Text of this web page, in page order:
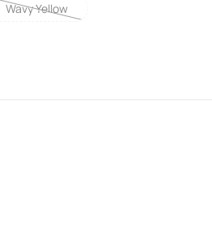
Wavy Yellow
(Diese Option ist zurzeit nicht verfügbar.)